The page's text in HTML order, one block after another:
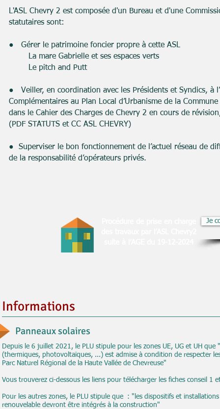
L'ASL Chevry 2 est composée d'un Bureau et d'une
statutaires sont:
● Gérer le patrimoine foncier propre à cette ASL
La mare Gabrielle et ses espaces verts
Le pitch and Putt
● Veiller, en coordination avec les Présidents et Syndics, à
Complémentaires au Plan Local d’Urbanisme de la
dans le Cahier des Charges de Chevry 2 en cours de
(PDF STATUTS et CC ASL CHEVRY)
● Superviser le bon fonctionnement de l’actuel réseau de
de la responsabilité d’opérateurs privés.
Je
Informations
Panneaux solaires
Depuis le 6 juillet 2021, le PLU stipule pour les zones UE, UG et UH
(thermiques, photovoltaïques, ...) est admise à condition de respecter
Parc Naturel Régional de la Haute Vallée de Chevreuse"
Vous trouverez ci-dessous les liens pour télécharger les fiches conseil 1
Pour les autres zones, le PLU stipule que : "les dispositifs et
renouvelable devront être intégrés à la construction"